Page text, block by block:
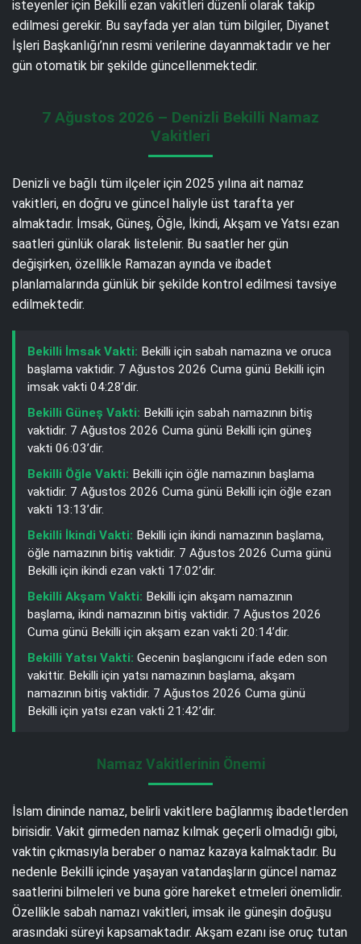
isteyenler için Bekilli ezan vakitleri düzenli olarak takip
edilmesi gerekir. Bu sayfada yer alan tüm bilgiler, Diyanet
İşleri Başkanlığı’nın resmi verilerine dayanmaktadır ve her
gün otomatik bir şekilde güncellenmektedir.
7 Ağustos 2026 – Denizli Bekilli Namaz
Vakitleri
Denizli ve bağlı tüm ilçeler için 2025 yılına ait namaz
vakitleri, en doğru ve güncel haliyle üst tarafta yer
almaktadır. İmsak, Güneş, Öğle, İkindi, Akşam ve Yatsı ezan
saatleri günlük olarak listelenir. Bu saatler her gün
değişirken, özellikle Ramazan ayında ve ibadet
planlamalarında günlük bir şekilde kontrol edilmesi tavsiye
edilmektedir.
Bekilli İmsak Vakti: Bekilli için sabah namazına ve oruca
başlama vaktidir. 7 Ağustos 2026 Cuma günü Bekilli için
imsak vakti 04:28’dir.
Bekilli Güneş Vakti: Bekilli için sabah namazının bitiş
vaktidir. 7 Ağustos 2026 Cuma günü Bekilli için güneş
vakti 06:03’dir.
Bekilli Öğle Vakti: Bekilli için öğle namazının başlama
vaktidir. 7 Ağustos 2026 Cuma günü Bekilli için öğle ezan
vakti 13:13’dir.
Bekilli İkindi Vakti: Bekilli için ikindi namazının başlama,
öğle namazının bitiş vaktidir. 7 Ağustos 2026 Cuma günü
Bekilli için ikindi ezan vakti 17:02’dir.
Bekilli Akşam Vakti: Bekilli için akşam namazının
başlama, ikindi namazının bitiş vaktidir. 7 Ağustos 2026
Cuma günü Bekilli için akşam ezan vakti 20:14’dir.
Bekilli Yatsı Vakti: Gecenin başlangıcını ifade eden son
vakittir. Bekilli için yatsı namazının başlama, akşam
namazının bitiş vaktidir. 7 Ağustos 2026 Cuma günü
Bekilli için yatsı ezan vakti 21:42’dir.
Namaz Vakitlerinin Önemi
İslam dininde namaz, belirli vakitlere bağlanmış ibadetlerden
birisidir. Vakit girmeden namaz kılmak geçerli olmadığı gibi,
vaktin çıkmasıyla beraber o namaz kazaya kalmaktadır. Bu
nedenle Bekilli içinde yaşayan vatandaşların güncel namaz
saatlerini bilmeleri ve buna göre hareket etmeleri önemlidir.
Özellikle sabah namazı vakitleri, imsak ile güneşin doğuşu
arasındaki süreyi kapsamaktadır. Akşam ezanı ise oruç tutan